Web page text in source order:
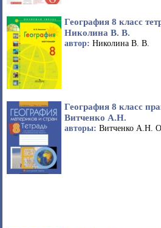
География 8 класс
Николина В. В.
автор: Николина В. В.
География 8 класс
Витченко А.Н.
авторы: Витченко А.Н.